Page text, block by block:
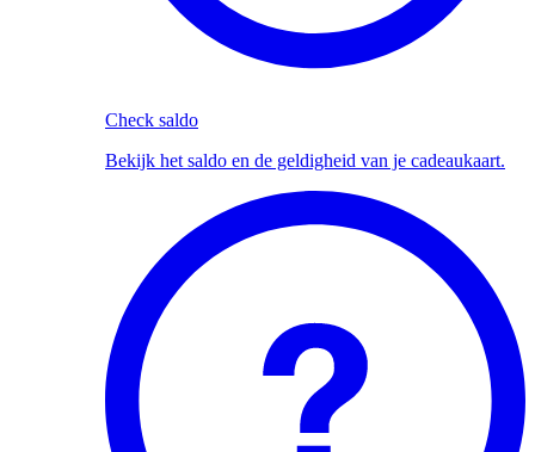
Check saldo
Bekijk het saldo en de geldigheid van je cadeaukaart.